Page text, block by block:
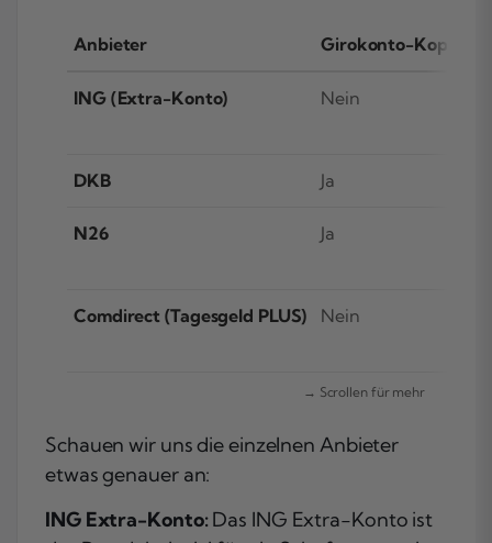
Anbieter Girokonto-
ING (Extra-Konto) Nein
DKB Ja
N26 Ja
Comdirect (Tagesgeld PLUS) Nein
Schauen wir uns die einzelnen Anbieter
etwas genauer an:
ING Extra-Konto:Das ING Extra-Konto ist